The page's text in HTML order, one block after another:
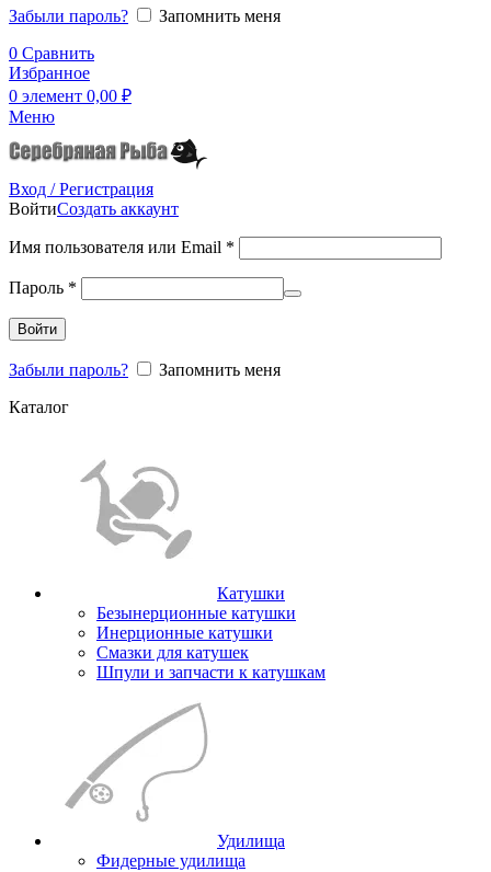
Забыли пароль?
Запомнить меня
0 Сравнить
Избранное
0 элемент 0,00 ₽
Меню
Вход / Регистрация
ВойтиСоздать аккаунт
Имя пользователя или Email *
Пароль *
Войти
Забыли пароль?
Запомнить меня
Каталог
Катушки
Безынерционные катушки
Инерционные катушки
Смазки для катушек
Шпули и запчасти к катушкам
Удилища
Фидерные удилища